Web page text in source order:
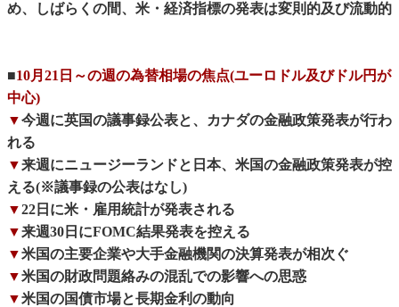
め、しばらくの間、米・経済指標の発表は変則的及び流動的
■10月21日～の週の為替相場の焦点(ユーロドル及びドル円が
中心)
▼今週に英国の議事録公表と、カナダの金融政策発表が行わ
れる
▼来週にニュージーランドと日本、米国の金融政策発表が控
える(※議事録の公表はなし)
▼22日に米・雇用統計が発表される
▼来週30日にFOMC結果発表を控える
▼米国の主要企業や大手金融機関の決算発表が相次ぐ
▼米国の財政問題絡みの混乱での影響への思惑
▼米国の国債市場と長期金利の動向